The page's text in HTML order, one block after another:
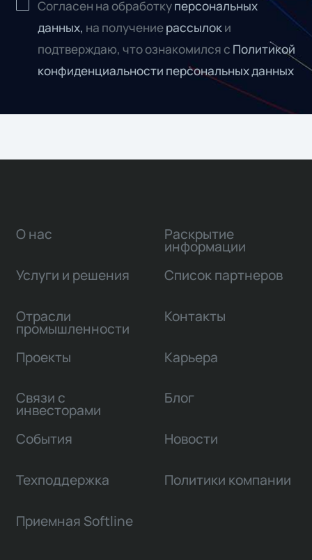
Согласен на обработкуперсональных
данных, на получениерассылоки
подтверждаю, что ознакомился с Политикой
конфиденциальности персональных данных
О нас
Услуги и решения
Отрасли
промышленности
Проекты
Связи с
инвесторами
Раскрытие
информации
Список партнеров
Контакты
Карьера
Блог
События Новости
Техподдержка Политики компании
Приемная Softline